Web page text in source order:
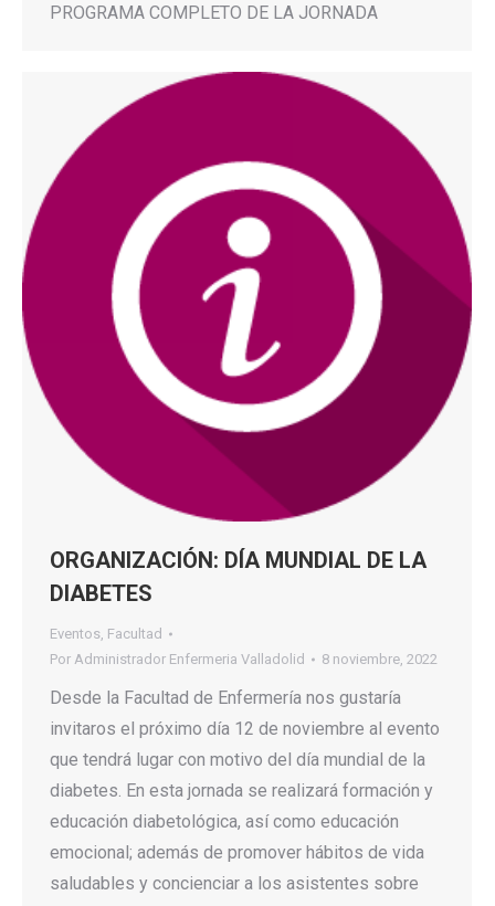
PROGRAMA COMPLETO DE LA JORNADA
ORGANIZACIÓN: DÍA MUNDIAL DE LA
DIABETES
Eventos, Facultad
Por Administrador Enfermeria Valladolid 8 noviembre, 2022
Desde la Facultad de Enfermería nos gustaría
invitaros el próximo día 12 de noviembre al evento
que tendrá lugar con motivo del día mundial de la
diabetes. En esta jornada se realizará formación y
educación diabetológica, así como educación
emocional; además de promover hábitos de vida
saludables y concienciar a los asistentes sobre